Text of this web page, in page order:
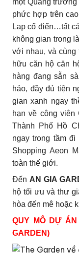
phức hợp trên
Lạp cổ điển…tất
không gian trong
với nhau, và cùng
hữu căn hộ căn
hàng đang sẵn
hảo, đầy đủ tiện
gian xanh ngay
hạn về công
Thành Phố Hồ
ngay trong tầm
Shopping Aeon
toàn thế giới.
Đến AN GIA
hộ tối ưu và thư
hòa đến mê hoặc
QUY MÔ DỰ
GARDEN)